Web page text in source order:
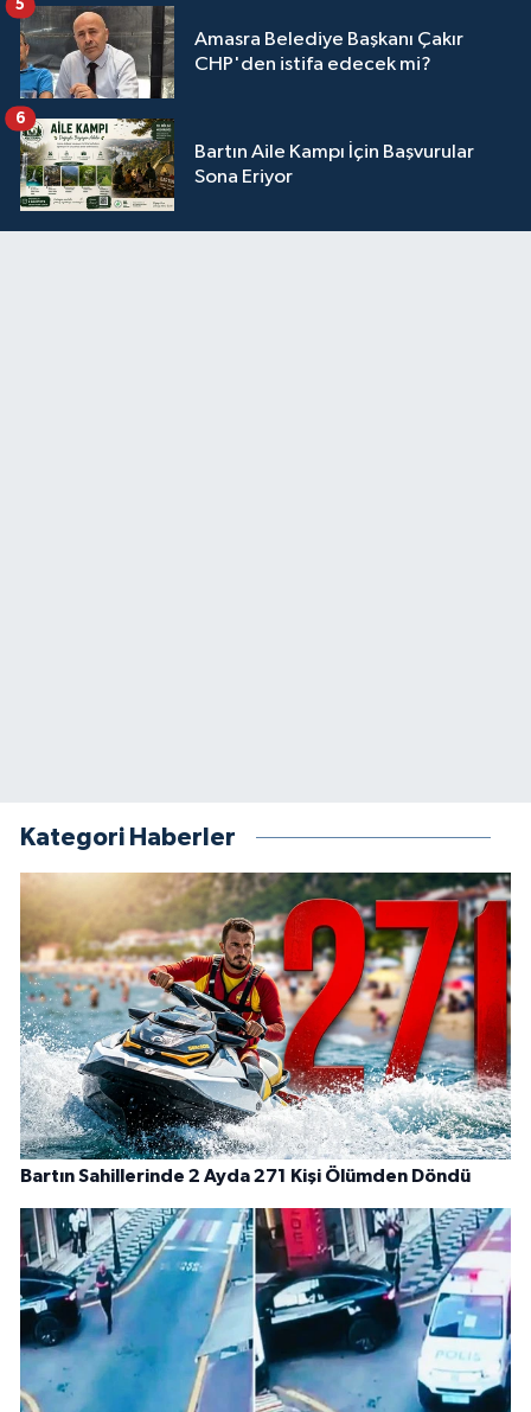
Amasra Belediye Başkanı Çakır
CHP'den istifa edecek mi?
5
Bartın Aile Kampı İçin Başvurular
Sona Eriyor
6
Kategori Haberler
Bartın Sahillerinde 2 Ayda 271 Kişi Ölümden Döndü